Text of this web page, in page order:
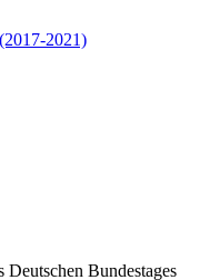
2021)
Bundestages